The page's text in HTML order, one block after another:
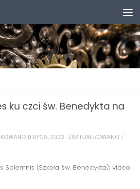
ku czci św. Benedykta na
11 LIPCA, 2023 · ZAKTUALIZOWANO7
Solemnis (Szkoła św. Benedykta); video